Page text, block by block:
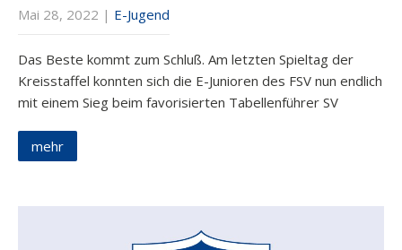
Mai 28, 2022 | E-Jugend
Das Beste kommt zum Schluß. Am letzten Spieltag der
Kreisstaffel konnten sich die E-Junioren des FSV nun endlich
mit einem Sieg beim favorisierten Tabellenführer SV
mehr